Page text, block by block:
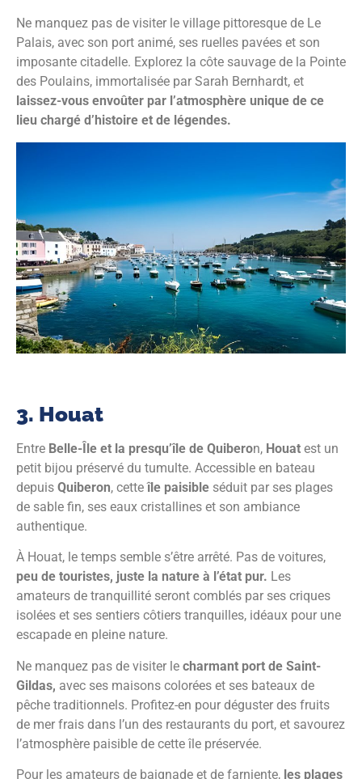
Ne manquez pas de visiter le village pittoresque de Le
Palais, avec son port animé, ses ruelles pavées et son
imposante citadelle. Explorez la côte sauvage de la Pointe
des Poulains, immortalisée par Sarah Bernhardt, et
laissez-vous envoûter par l’atmosphère unique de ce
lieu chargé d’histoire et de légendes.
3. Houat
Entre Belle-Île et la presqu’île de Quiberon, Houat est un
petit bijou préservé du tumulte. Accessible en bateau
depuis Quiberon, cetteîle paisible séduit par ses plages
de sable fin, ses eaux cristallines et son ambiance
authentique.
À Houat, le temps semble s’être arrêté. Pas de voitures,
peu de touristes, juste la nature à l’état pur. Les
amateurs de tranquillité seront comblés par ses criques
isolées et ses sentiers côtiers tranquilles, idéaux pour une
escapade en pleine nature.
Ne manquez pas de visiter le charmant port de Saint-
Gildas, avec ses maisons colorées et ses bateaux de
pêche traditionnels. Profitez-en pour déguster des fruits
de mer frais dans l’un des restaurants du port, et savourez
l’atmosphère paisible de cette île préservée.
Pour les amateurs de baignade et de farniente, les plages